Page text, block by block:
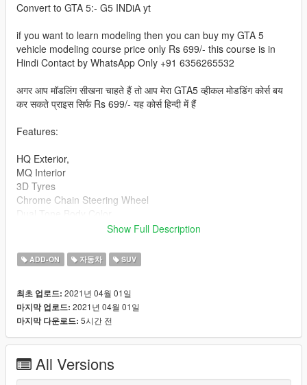
Convert to GTA 5:- G5 INDiA yt
if you want to learn modeling then you can buy my GTA 5
vehicle modeling course price only Rs 699/- this course is in
Hindi Contact by WhatsApp Only +91 6356265532
अगर आप मॉडलिंग सीखना चाहते हैं तो आप मेरा GTA5 व्हीकल मोडडिंग कोर्स बय
कर सकते प्राइस सिर्फ Rs 699/- यह कोर्स हिन्दी में हैं
Features:
HQ Exterior,
MQ Interior
3D Tyres
Chrome Chain Steering Wheel
Rims Color Can be Changed
Working Headlights & Tailights
How to install (Add-on) :
1 - Drag the "safarighm"folder to GTA
V\mods\update\x64\dlcpacks
2 - Open 'OPENIV' in EDIT mode, then goto :GTA
V\mods\update\update.rpf\common\data
Show Full Description
ADD-ON 자동차 SUV
최초 업로드: 2021년 04월 01일
마지막 업로드: 2021년 04월 01일
마지막 다운로드: 5시간 전
All Versions